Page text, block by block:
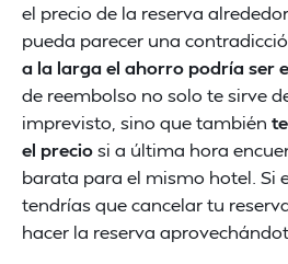
el precio de la reserva
pueda parecer una
a la larga el ahorro podría ser
de reembolso no solo te sirve
imprevisto, sino que también
el preciosi a última hora
barata para el mismo hotel. Si
tendrías que cancelar tu
hacer la reserva